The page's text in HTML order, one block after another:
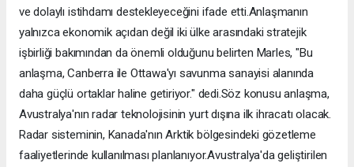
ve dolaylı istihdamı destekleyeceğini ifade etti.Anlaşmanın
yalnızca ekonomik açıdan değil iki ülke arasındaki stratejik
işbirliği bakımından da önemli olduğunu belirten Marles, "Bu
anlaşma, Canberra ile Ottawa'yı savunma sanayisi alanında
daha güçlü ortaklar haline getiriyor." dedi.Söz konusu anlaşma,
Avustralya'nın radar teknolojisinin yurt dışına ilk ihracatı olacak.
Radar sisteminin, Kanada'nın Arktik bölgesindeki gözetleme
faaliyetlerinde kullanılması planlanıyor.Avustralya'da geliştirilen